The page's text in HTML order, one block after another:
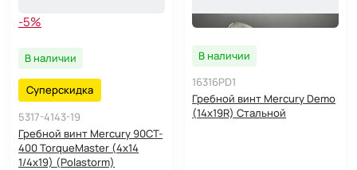
-5%
В наличии
Суперскидка
5317-4143-19
Гребной винт Mercury 90CT-
400 TorqueMaster (4x14
1/4x19) (Polastorm)
В наличии
16316PD1
Гребной винт Mercury Demo
(14х19R) Стальной